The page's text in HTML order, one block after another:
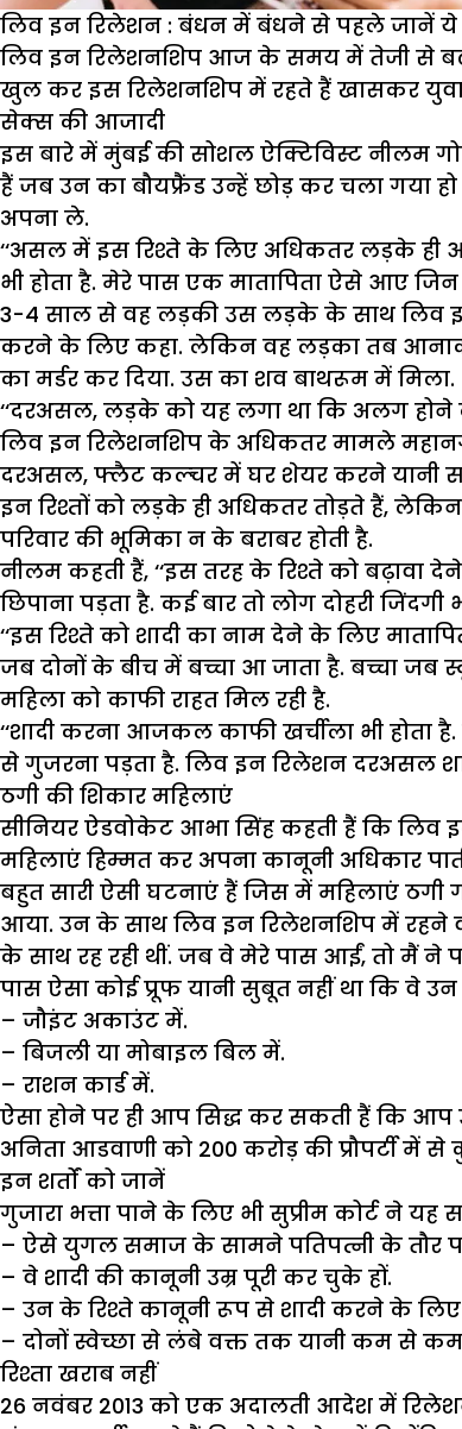
लिव इन रिलेशन : बंधन में बंधने से पहले जानें ये
लिव इन रिलेशनशिप आज के समय में तेजी से
खुल कर इस रिलेशनशिप में रहते हैं खासकर युवा
सेक्स की आजादी
इस बारे में मुंबई की सोशल ऐक्टिविस्ट नीलम
हैं जब उन का बौयफ्रैंड उन्हें छोड़ कर चला गया
अपना ले.
‘‘असल में इस रिश्ते के लिए अधिकतर लड़के ही
भी होता है. मेरे पास एक मातापिता ऐसे आए
3-4 साल से वह लड़की उस लड़के के साथ लिव इन
करने के लिए कहा. लेकिन वह लड़का तब
का मर्डर कर दिया. उस का शव बाथरूम में मिला.
‘‘दरअसल, लड़के को यह लगा था कि अलग होने
लिव इन रिलेशनशिप के अधिकतर मामले
दरअसल, फ्लैट कल्चर में घर शेयर करने यानी
इन रिश्तों को लड़के ही अधिकतर तोड़ते हैं,
परिवार की भूमिका न के बराबर होती है.
नीलम कहती हैं, ‘‘इस तरह के रिश्ते को बढ़ावा
छिपाना पड़ता है. कई बार तो लोग दोहरी
‘‘इस रिश्ते को शादी का नाम देने के लिए
जब दोनों के बीच में बच्चा आ जाता है. बच्चा जब
महिला को काफी राहत मिल रही है.
‘‘शादी करना आजकल काफी खर्चीला भी
से गुजरना पड़ता है. लिव इन रिलेशन दरअसल
ठगी की शिकार महिलाएं
सीनियर ऐडवोकेट आभा सिंह कहती हैं कि
महिलाएं हिम्मत कर अपना कानूनी अधिकार
बहुत सारी ऐसी घटनाएं हैं जिस में महिलाएं ठगी
आया. उन के साथ लिव इन रिलेशनशिप में रहने
के साथ रह रही थीं. जब वे मेरे पास आईं, तो मैं
पास ऐसा कोई प्रूफ यानी सुबूत नहीं था कि वे
– जौइंट अकाउंट में.
– बिजली या मोबाइल बिल में.
– राशन कार्ड में.
ऐसा होने पर ही आप सिद्ध कर सकती हैं कि आप
अनिता आडवाणी को 200 करोड़ की प्रौपर्टी में से
इन शर्तों को जानें
गुजारा भत्ता पाने के लिए भी सुप्रीम कोर्ट ने
– ऐसे युगल समाज के सामने पतिपत्नी के तौर
– वे शादी की कानूनी उम्र पूरी कर चुके हों.
– उन के रिश्ते कानूनी रूप से शादी करने के लिए
– दोनों स्वेच्छा से लंबे वक्त तक यानी कम से कम
रिश्ता खराब नहीं
26 नवंबर 2013 को एक अदालती आदेश में